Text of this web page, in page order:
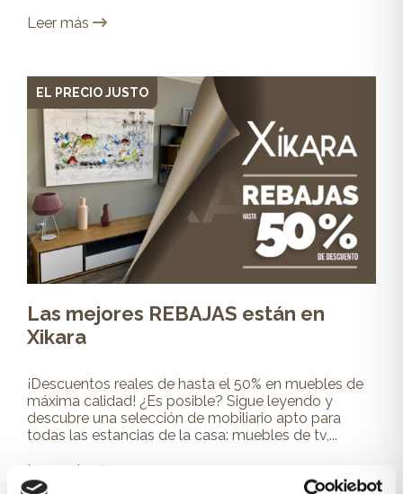
Leer más
EL PRECIO JUSTO
Las mejores REBAJAS están en
Xikara
¡Descuentos reales de hasta el 50% en muebles de
máxima calidad! ¿Es posible? Sigue leyendo y
descubre una selección de mobiliario apto para
todas las estancias de la casa: muebles de tv,...
Leer más